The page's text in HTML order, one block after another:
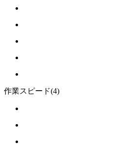
作業スピード(4)